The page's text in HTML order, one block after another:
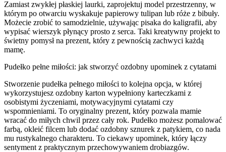
Zamiast zwykłej płaskiej laurki, zaprojektuj model przestrzenny, w
którym po otwarciu wyskakuje papierowy tulipan lub róże z bibuły.
Możecie zrobić to samodzielnie, używając pisaka do kaligrafii, aby
wypisać wierszyk płynący prosto z serca. Taki kreatywny projekt to
świetny pomysł na prezent, który z pewnością zachwyci każdą
mamę.
Pudełko pełne miłości: jak stworzyć ozdobny upominek z cytatami
Stworzenie pudełka pełnego miłości to kolejna opcja, w której
wykorzystujesz ozdobny karton wypełniony karteczkami z
osobistymi życzeniami, motywacyjnymi cytatami czy
wspomnieniami. To oryginalny prezent, który pozwala mamie
wracać do miłych chwil przez cały rok. Pudełko możesz pomalować
farbą, okleić filcem lub dodać ozdobny sznurek z patykiem, co nada
mu rustykalnego charakteru. To ciekawy upominek, który łączy
sentyment z praktycznym przechowywaniem drobiazgów.